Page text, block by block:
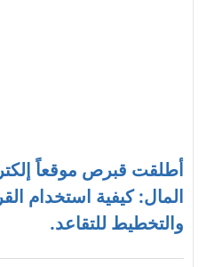
أطلقت قبرص موقعاً
المال: كيفية استخدام
والتخطيط للتقاعد.